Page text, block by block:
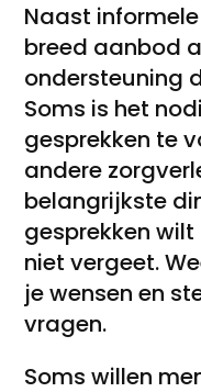
Naast
breed aanbod
ondersteuning
Soms is het
gesprekken te
andere
belangrijkste
gesprekken
niet vergeet.
je wensen en
vragen.
Soms willen